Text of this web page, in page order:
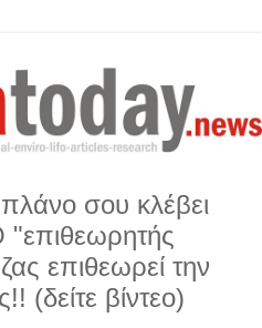
σου κλέβει
επιθεωρεί την
(δείτε βίντεο)